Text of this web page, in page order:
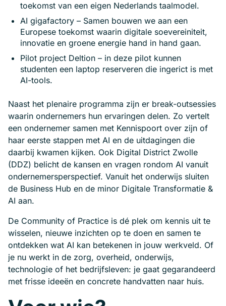
toekomst van een eigen Nederlands taalmodel.
AI gigafactory – Samen bouwen we aan een
Europese toekomst waarin digitale soevereiniteit,
innovatie en groene energie hand in hand gaan.
Pilot project Deltion – in deze pilot kunnen
studenten een laptop reserveren die ingerict is met
AI-tools.
Naast het plenaire programma zijn er break-outsessies
waarin ondernemers hun ervaringen delen. Zo vertelt
een ondernemer samen met Kennispoort over zijn of
haar eerste stappen met AI en de uitdagingen die
daarbij kwamen kijken. Ook Digital District Zwolle
(DDZ) belicht de kansen en vragen rondom AI vanuit
ondernemersperspectief. Vanuit het onderwijs sluiten
de Business Hub en de minor Digitale Transformatie &
AI aan.
De Community of Practice is dé plek om kennis uit te
wisselen, nieuwe inzichten op te doen en samen te
ontdekken wat AI kan betekenen in jouw werkveld. Of
je nu werkt in de zorg, overheid, onderwijs,
technologie of het bedrijfsleven: je gaat gegarandeerd
met frisse ideeën en concrete handvatten naar huis.